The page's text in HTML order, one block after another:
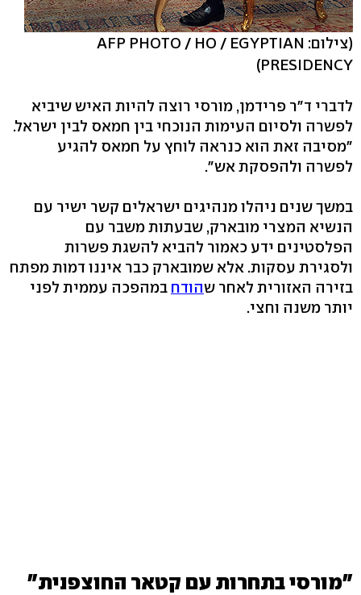
(צילום: AFP PHOTO / HO / EGYPTIAN
PRESIDENCY)
לדברי ד"ר פרידמן, מורסי רוצה להיות האיש שיביא
לפשרה ולסיום העימות הנוכחי בין חמאס לבין ישראל.
"מסיבה זאת הוא כנראה לוחץ על חמאס להגיע
לפשרה ולהפסקת אש".
במשך שנים ניהלו מנהיגים ישראלים קשר ישיר עם
הנשיא המצרי מובארק, שבעתות משבר עם
הפלסטינים ידע כאמור להביא להשגת פשרות
ולסגירת עסקות. אלא שמובארק כבר איננו דמות מפתח
בזירה האזורית לאחר שהודח במהפכה עממית לפני
יותר משנה וחצי.
"מורסי בתחרות עם קטאר החוצפנית"